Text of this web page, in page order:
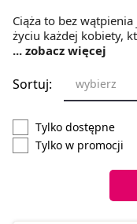
Ciąża to bez
życiu każdej kobiety,
dotyczącymi między
się nieestetyczne
rozstępów. Aby
rozstępy w czasie
regenerujących,
silikonowych na
... zobacz więcej
Sortuj: wybierz
Tylko dostępne
Tylko w promocji